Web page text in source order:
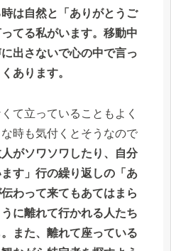
は自然と「ありがとうご
てる私がいます。移動中
出さないで心の中で言っ
あります。
て立っていることもよく
時も気付くとそうなので
がソワソワしたり、自分
す」行の繰り返しの「あ
わって来てもあてはまら
に離れて行かれる人たち
また、離れて座っている